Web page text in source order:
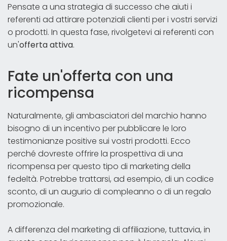
Pensate a una strategia di successo che aiuti i
referenti ad attirare potenziali clienti per i vostri servizi
o prodotti. In questa fase, rivolgetevi ai referenti con
un'offerta attiva.
Fate un'offerta con una
ricompensa
Naturalmente, gli ambasciatori del marchio hanno
bisogno di un incentivo per pubblicare le loro
testimonianze positive sui vostri prodotti. Ecco
perché dovreste offrire la prospettiva di una
ricompensa per questo tipo di marketing della
fedeltà. Potrebbe trattarsi, ad esempio, di un codice
sconto, di un augurio di compleanno o di un regalo
promozionale.
A differenza del marketing di affiliazione, tuttavia, in